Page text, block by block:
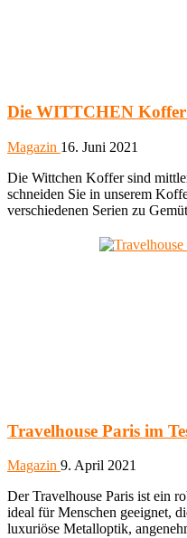
Die WITTCHEN Koffer
Magazin 16. Juni 2021
Die Wittchen Koffer sind
schneiden Sie in unserem
verschiedenen Serien zu
Travelhouse Paris im
Magazin 9. April 2021
Der Travelhouse Paris ist ein
ideal für Menschen geeignet,
luxuriöse Metalloptik,